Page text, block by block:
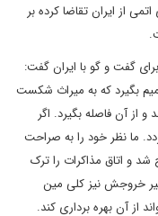
از ایران تقاضا کرده بر
برای گفت و گو با ایران گفت:
بگیرد که به میراث شکست
از آن فاصله بگیرد. اگر
ما نظر خود را به صراحت
از برجام خارج شد و اتاق مذاکرات را ترک
خروجش نیز کلی مین
از آن بهره برداری کند.